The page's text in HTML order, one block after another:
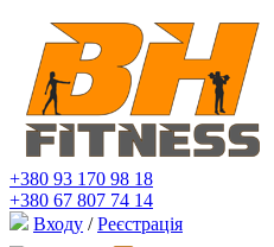
+380 93 170 98 18
+380 67 807 74 14
Входу / Реєстрація